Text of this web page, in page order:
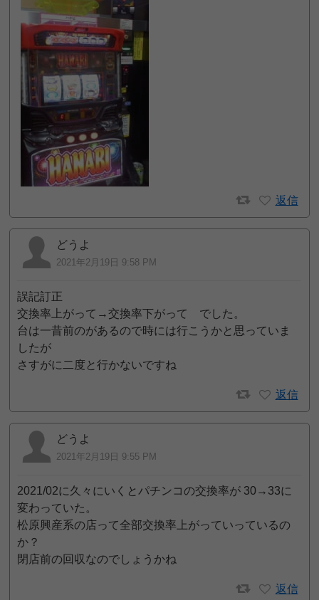
返信
どうよ
2021年2月19日 9:58 PM
誤記訂正
交換率上がって→交換率下がって でした。
台は一昔前のがあるので時には行こうかと思っていま
したが
さすがに二度と行かないですね
返信
どうよ
2021年2月19日 9:55 PM
2021/02に久々にいくとパチンコの交換率が 30→33に
変わっていた。
松原興産系の店って全部交換率上がっていっているの
か？
閉店前の回収なのでしょうかね
返信